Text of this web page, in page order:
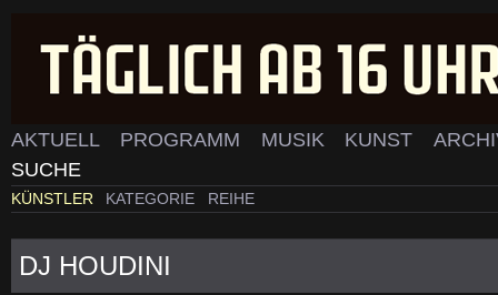
AKTUELL PROGRAMM MUSIK KUNST
SUCHE
KÜNSTLER KATEGORIE REIHE
DJ HOUDINI